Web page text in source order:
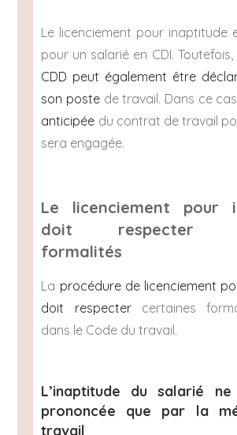
Le licenciement pour inaptitude
pour un salarié en CDI. Toutefois,
CDD peut également être
son poste de travail. Dans ce
anticipée du contrat de travail
sera engagée.
Le licenciement pour
doit respecter
formalités
La procédure de licenciement
doit respectercertaines
dans le Code du travail.
L’inaptitude du salarié
prononcée que par la
travail